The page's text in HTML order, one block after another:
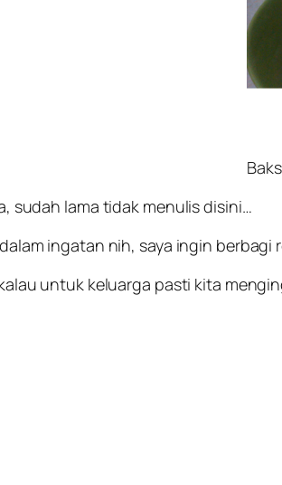
sudah lama tidak menulis disini…
ingatan nih, saya ingin
untuk keluarga pasti kita